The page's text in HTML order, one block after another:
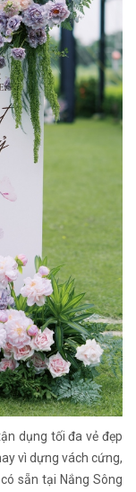
dụng tối đa vẻ đẹp
vì dựng vách cứng,
sẵn tại Nắng Sông